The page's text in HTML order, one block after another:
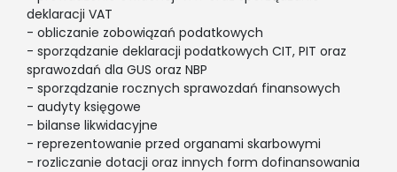
deklaracji VAT
- obliczanie zobowiązań podatkowych
- sporządzanie deklaracji podatkowych CIT, PIT oraz
sprawozdań dla GUS oraz NBP
- sporządzanie rocznych sprawozdań finansowych
- audyty księgowe
- bilanse likwidacyjne
- reprezentowanie przed organami skarbowymi
- rozliczanie dotacji oraz innych form dofinansowania